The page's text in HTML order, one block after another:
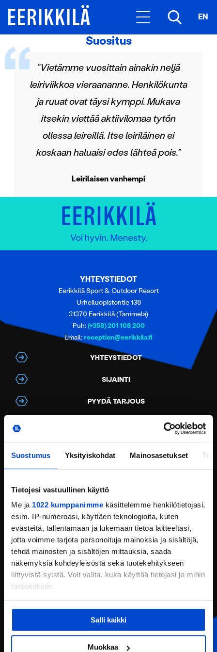
Suostumus Yksityiskohdat Mainosasetukset
Tietojesi vastuullinen käyttö
Me ja 1022 kumppanimme käsittelemme henkilötietojasi,
esim. IP-numeroasi, käyttäen teknologioita, kuten
evästeitä, tallentamaan ja lukemaan tietoa laitteeltasi,
jotta voimme tarjota personoituja mainoksia ja sisältöjä,
tehdä mainosten ja sisältöjen mittauksia, saada
näkemyksiä kohdeyleisöstä sekä tuotekehitykseen
liittyvistä syistä. Voit valita, kuka käyttää tietojasi ja mihin
tarkoituksiin.
Jos sallit, haluamme myös tehdä seuraavia:
Kerätä tietoja maantieteellisestä sijainnistasi,
mahdollisesti muutaman metrin tarkkuudella
Tunnistaa laitteesi skannaamalla sen
Salli kaikki
Muokkaa
EN
Suositus
”Vietämme vuosittain ainakin neljä
leiriviikkoa vieraananne. Henkilökunta
ja ruuat ovat täysi kymppi. Mukava
itsekin viettää aktiivilomaa tytön
ollessa leireillä. Itse leiriläinen ei
koskaan haluaisi edes lähteä pois.”
Leirilaisen vanhempi
YHTEYSTIEDOT
Eerikkilä Sport & Outdoor Resort
Urheiluopistontie 138
31370 Eerikkilä (Tammela)
Puh:(+358) 201 108 200
Email:reception@eerikkila.fi
YHTEYSTIEDOT
SIJAINTI
PYYDÄ TARJOUS
OIVA-RAPORTTI
EERIKKILÄ SPORT & OUTDOOR RESORT
Olemme osaamisen kehittämisestä ja hyvinvoinnista
kiinnostuneiden ihmisten kohtaamispaikka. Tarjoamme
korkeatasoiset palvelut ja puitteet urheiluun, opiskeluun,
yritystilaisuuksiin sekä luonto- ja liikuntaelämyksiin.
Valitse aihe-alue - voit valita useammankin
Lomat ja vapaa-aika